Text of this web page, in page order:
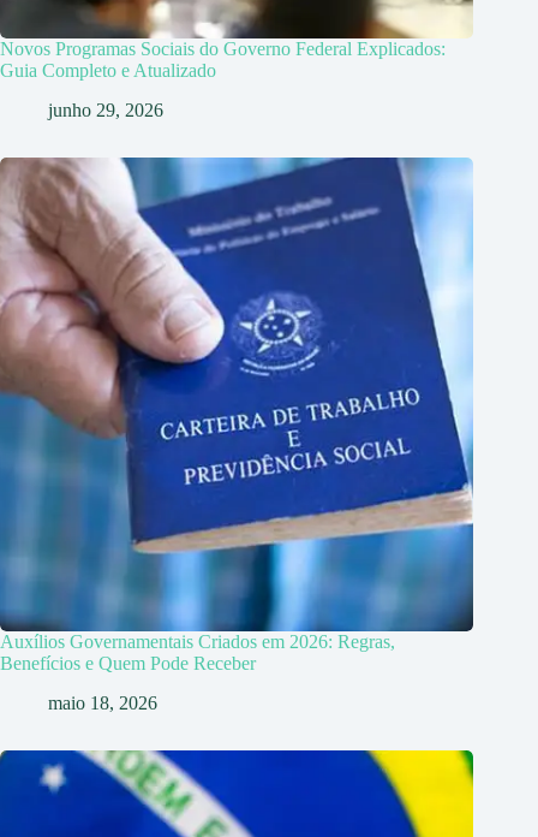
Novos Programas Sociais do Governo Federal Explicados:
Guia Completo e Atualizado
junho 29, 2026
Auxílios Governamentais Criados em 2026: Regras,
Benefícios e Quem Pode Receber
maio 18, 2026